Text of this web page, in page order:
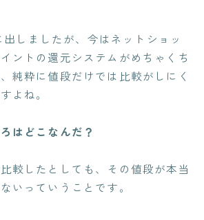
しましたが、今はネットショッ
ントの還元システムがめちゃくち
純粋に値段だけでは比較がしにく
よね。
はどこなんだ？
較したとしても、その値段が本当
いっていうことです。